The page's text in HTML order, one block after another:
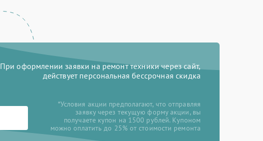
При оформлении заявки на ремонт техники через сайт,
действует персональная бессрочная скидка
*Условия акции предполагают, что отправляя
заявку через текущую форму акции, вы
получаете купон на 1500 рублей. Купоном
можно оплатить до 25% от стоимости ремонта